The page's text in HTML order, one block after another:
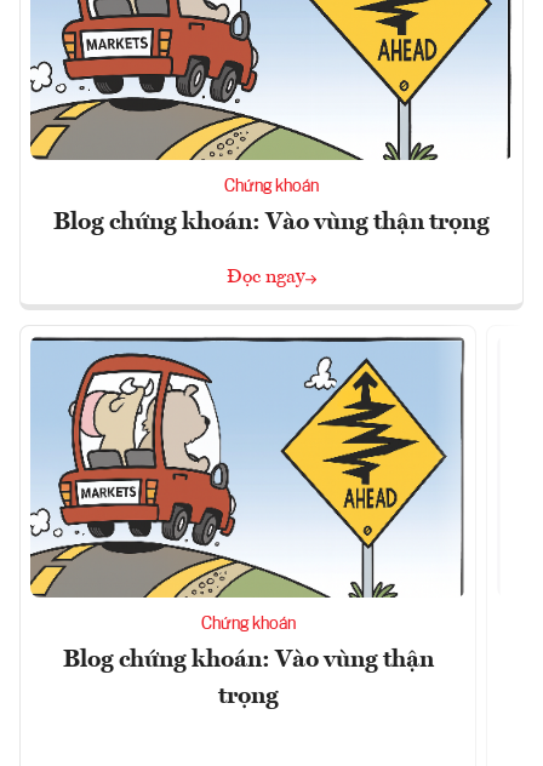
Chứng khoán
Blog chứng khoán: Vào vùng thận trọng
Đọc ngay
Chứng khoán
Blog chứng khoán: Vào vùng thận
trọng